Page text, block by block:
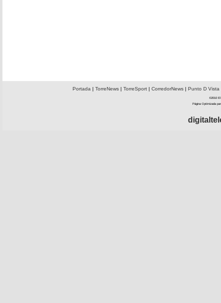
Portada | TorreNews| TorreSport| CorredorNews| Punto D Vista
©2010 El
Página Optimizada